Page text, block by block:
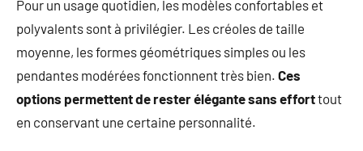
Pour un usage quotidien, les modèles confortables et
polyvalents sont à privilégier. Les créoles de taille
moyenne, les formes géométriques simples ou les
pendantes modérées fonctionnent très bien. Ces
options permettent de rester élégante sans efforttout
en conservant une certaine personnalité.